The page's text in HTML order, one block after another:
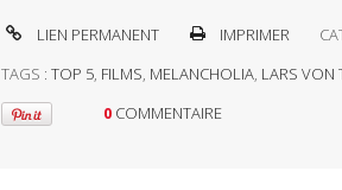
LIEN PERMANENT IMPRIMER
TAGS : TOP 5, FILMS, MELANCHOLIA, LARS VON
0 COMMENTAIRE